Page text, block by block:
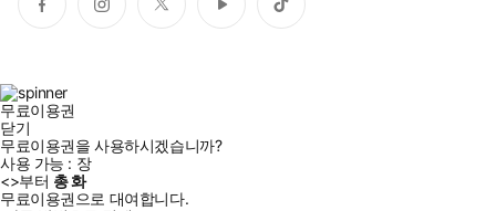
페
이
인
스
트
위
유
튜
틱
톡
무료이용권
닫기
무료이용권을 사용하시겠습니까?
사용 가능 : 장
<>부터 총화
무료이용권으로 대여합니다.